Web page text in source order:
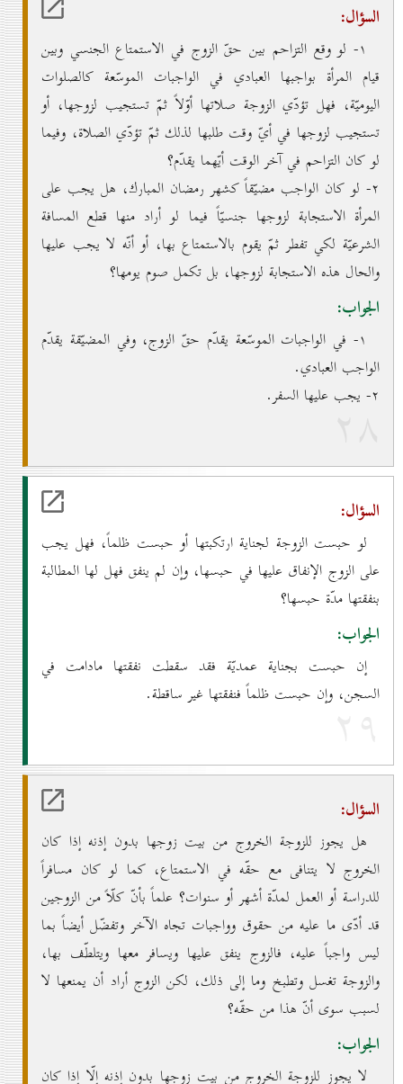
السؤال:
۱- لو وقع التزاحم بين حقّ الزوج في الاستمتاع الجنسي وبين
قيام المرأة بواجبها العبادي في الواجبات الموسّعة كالصلوات
اليوميّة، فهل تؤدّي الزوجة صلاتها أوّلاً ثمّ تستجيب لزوجها، أو
تستجيب لزوجها في أيّ وقت طلبها لذلك ثمّ تؤدّي الصلاة، وفيما
لو كان التزاحم في آخر الوقت أيّهما يقدّم؟
۲- لو كان الواجب مضيّقاً كشهر رمضان المبارك، هل يجب على
المرأة الاستجابة لزوجها جنسيّاً فيما لو أراد منها قطع المسافة
الشرعيّة لكي تفطر ثمّ يقوم بالاستمتاع بها، أو أنّه لا يجب عليها
والحال هذه الاستجابة لزوجها، بل تكمل صوم يومها؟
الجواب:
۱- في الواجبات الموسّعة يقدّم حقّ الزوج، وفي المضيّقة يقدّم
الواجب العبادي.
۲- يجب عليها السفر.۲۸
السؤال:
لو حبست الزوجة لجناية ارتكبتها أو حبست ظلماً، فهل يجب
على الزوج الإنفاق عليها في حبسها، وإن لم ينفق فهل لها المطالبة
بنفقتها مدّة حبسها؟
الجواب:
إن حبست بجناية عمديّة فقد سقطت نفقتها مادامت في
السجن، وإن حبست ظلماً فنفقتها غير ساقطة.
۲۹
السؤال:
هل يجوز للزوجة الخروج من بيت زوجها بدون إذنه إذا كان
الخروج لا يتنافى مع حقّه في الاستمتاع، كما لو كان مسافراً
للدراسة أو العمل لمدّة أشهر أو سنوات؟ علماً بأنّ كلّاً من الزوجين
قد أدّى ما عليه من حقوق وواجبات تجاه الآخر وتفضّل أيضاً بما
ليس واجباً عليه، فالزوج ينفق عليها ويسافر معها ويتلطّف بها،
والزوجة تغسل وتطبخ وما إلى ذلك، لكن الزوج أراد أن يمنعها لا
لسبب سوى أنّ هذا من حقّه؟
الجواب:
لا يجوز للزوجة الخروج من بيت زوجها بدون إذنه إلّا إذا كان